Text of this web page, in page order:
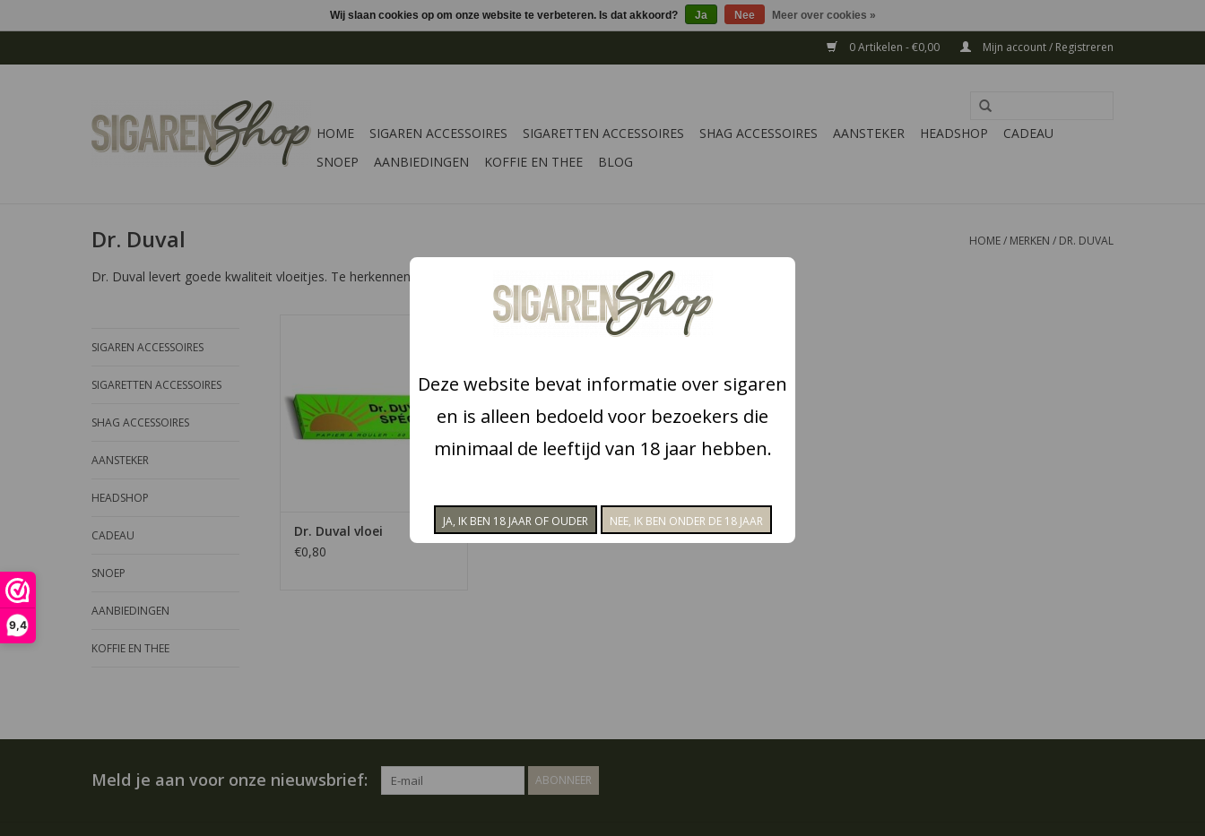
9,4
0 Artikelen - €0,00 Mijn account / Registreren
HOME SIGAREN ACCESSOIRES SIGARETTEN ACCESSOIRES SHAG ACCESSOIRES AANSTEKER HEADSHOP
CADEAU
SNOEP
AANBIEDINGEN KOFFIE EN THEE BLOG
Dr. Duval HOME/ MERKEN / DR. DUVAL
Dr. Duval levert goede kwaliteit vloeitjes. Te herkennen aan de groene kleur.
SIGAREN ACCESSOIRES
SIGARETTEN ACCESSOIRES
SHAG ACCESSOIRES
AANSTEKER
HEADSHOP
CADEAU
SNOEP
AANBIEDINGEN
KOFFIE EN THEE
TOEVOEGEN AAN WINKELWAGEN
Dr. Duval vloei
€0,80
Meld je aan voor onze nieuwsbrief: ABONNEER
Wij slaan cookies op om onze website te verbeteren. Is dat akkoord? Ja Nee Meer over cookies »
Deze website bevat informatie over sigaren
en is alleen bedoeld voor bezoekers die
minimaal de leeftijd van 18 jaar hebben.